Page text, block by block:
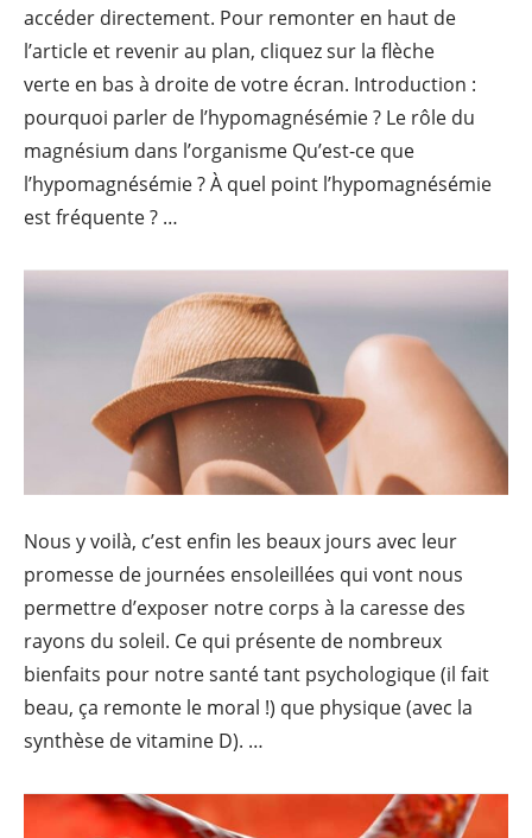
accéder directement. Pour remonter en haut de
l’article et revenir au plan, cliquez sur la flèche
verte en bas à droite de votre écran. Introduction :
pourquoi parler de l’hypomagnésémie ? Le rôle du
magnésium dans l’organisme Qu’est-ce que
l’hypomagnésémie ? À quel point l’hypomagnésémie
est fréquente ? …
Nous y voilà, c’est enfin les beaux jours avec leur
promesse de journées ensoleillées qui vont nous
permettre d’exposer notre corps à la caresse des
rayons du soleil. Ce qui présente de nombreux
bienfaits pour notre santé tant psychologique (il fait
beau, ça remonte le moral !) que physique (avec la
synthèse de vitamine D). …